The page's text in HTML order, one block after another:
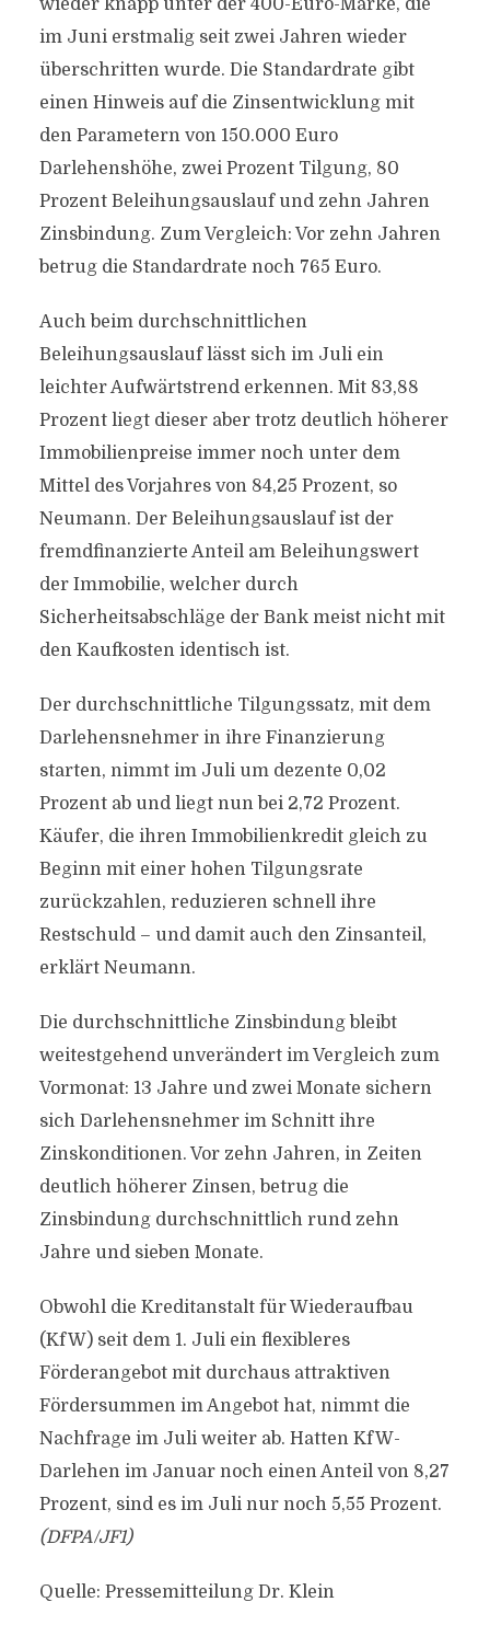
wieder knapp unter der 400-Euro-Marke, die
im Juni erstmalig seit zwei Jahren wieder
überschritten wurde. Die Standardrate gibt
einen Hinweis auf die Zinsentwicklung mit
den Parametern von 150.000 Euro
Darlehenshöhe, zwei Prozent Tilgung, 80
Prozent Beleihungsauslauf und zehn Jahren
Zinsbindung. Zum Vergleich: Vor zehn Jahren
betrug die Standardrate noch 765 Euro.
Auch beim durchschnittlichen
Beleihungsauslauf lässt sich im Juli ein
leichter Aufwärtstrend erkennen. Mit 83,88
Prozent liegt dieser aber trotz deutlich höherer
Immobilienpreise immer noch unter dem
Mittel des Vorjahres von 84,25 Prozent, so
Neumann. Der Beleihungsauslauf ist der
fremdfinanzierte Anteil am Beleihungswert
der Immobilie, welcher durch
Sicherheitsabschläge der Bank meist nicht mit
den Kaufkosten identisch ist.
Der durchschnittliche Tilgungssatz, mit dem
Darlehensnehmer in ihre Finanzierung
starten, nimmt im Juli um dezente 0,02
Prozent ab und liegt nun bei 2,72 Prozent.
Käufer, die ihren Immobilienkredit gleich zu
Beginn mit einer hohen Tilgungsrate
zurückzahlen, reduzieren schnell ihre
Restschuld – und damit auch den Zinsanteil,
erklärt Neumann.
Die durchschnittliche Zinsbindung bleibt
weitestgehend unverändert im Vergleich zum
Vormonat: 13 Jahre und zwei Monate sichern
sich Darlehensnehmer im Schnitt ihre
Zinskonditionen. Vor zehn Jahren, in Zeiten
deutlich höherer Zinsen, betrug die
Zinsbindung durchschnittlich rund zehn
Jahre und sieben Monate.
Obwohl die Kreditanstalt für Wiederaufbau
(KfW) seit dem 1. Juli ein flexibleres
Förderangebot mit durchaus attraktiven
Fördersummen im Angebot hat, nimmt die
Nachfrage im Juli weiter ab. Hatten KfW-
Darlehen im Januar noch einen Anteil von 8,27
Prozent, sind es im Juli nur noch 5,55 Prozent.
(DFPA/JF1)
Quelle: Pressemitteilung Dr. Klein